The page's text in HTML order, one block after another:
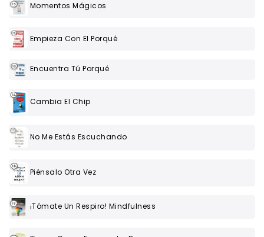
Momentos Mágicos
Empieza Con El Porqué
Encuentra Tú Porqué
Cambia El Chip
No Me Estás Escuchando
Piénsalo Otra Vez
¡Tómate Un Respiro! Mindfulness